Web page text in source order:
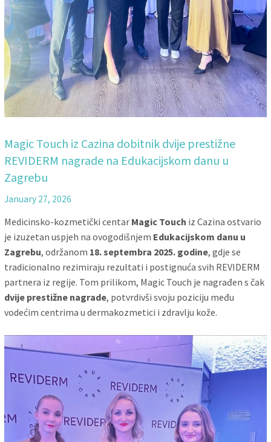
Magic Touch iz Cazina dobitnik dvije prestižne
REVIDERM nagrade na Edukacijskom danu u
Zagrebu
January 27, 2026
Medicinsko-kozmetički centar Magic Touch iz Cazina ostvario
je izuzetan uspjeh na ovogodišnjem Edukacijskom danu u
Zagrebu, održanom 18. septembra 2025. godine, gdje se
tradicionalno rezimiraju rezultati i postignuća svih REVIDERM
partnera iz regije. Tom prilikom, Magic Touch je nagrađen s čak
dvije prestižne nagrade, potvrdivši svoju poziciju među
vodećim centrima u dermakozmetici i zdravlju kože.